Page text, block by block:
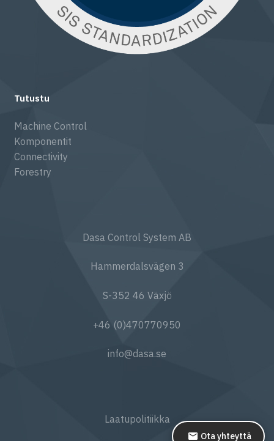
Tutustu
Machine Control
Komponentit
Connectivity
Forestry
Dasa Control System AB
Hammerdalsvägen 3
S-352 46 Växjö
+46 (0)470770950
info@dasa.se
Laatupolitiikka
Ota yhteyttä